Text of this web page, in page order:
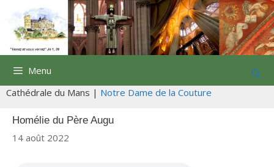
contenu
Menu
Cathédrale du Mans | Notre Dame de la Couture
Homélie du Père Augu
14 août 2022